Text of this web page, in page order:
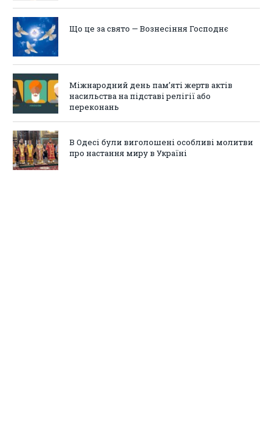
Що це за свято — Вознесіння Господнє
Міжнародний день пам’яті жертв актів
насильства на підставі релігії або
переконань
В Одесі були виголошені особливі молитви
про настання миру в Україні